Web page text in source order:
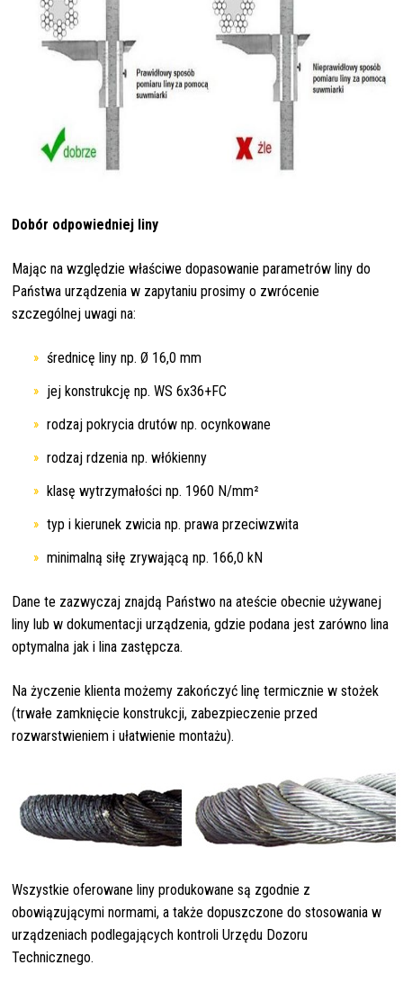
Dobór odpowiedniej liny
Mając na względzie właściwe dopasowanie parametrów liny do
Państwa urządzenia w zapytaniu prosimy o zwrócenie
szczególnej uwagi na:
średnicę liny np. Ø 16,0 mm
jej konstrukcję np. WS 6x36+FC
rodzaj pokrycia drutów np. ocynkowane
rodzaj rdzenia np. włókienny
klasę wytrzymałości np. 1960 N/mm²
typ i kierunek zwicia np. prawa przeciwzwita
minimalną siłę zrywającą np. 166,0 kN
Dane te zazwyczaj znajdą Państwo na ateście obecnie używanej
liny lub w dokumentacji urządzenia, gdzie podana jest zarówno lina
optymalna jak i lina zastępcza.
Na życzenie klienta możemy zakończyć linę termicznie w stożek
(trwałe zamknięcie konstrukcji, zabezpieczenie przed
rozwarstwieniem i ułatwienie montażu).
Wszystkie oferowane liny produkowane są zgodnie z
obowiązującymi normami, a także dopuszczone do stosowania w
urządzeniach podlegających kontroli Urzędu Dozoru
Technicznego.